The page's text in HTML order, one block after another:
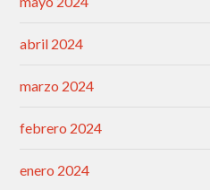
abril 2024
marzo 2024
febrero 2024
enero 2024